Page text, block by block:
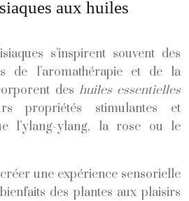
aux huiles
s’inspirent souvent des
de l’aromathérapie et de la
des huiles essentielles
propriétés stimulantes et
l’ylang-ylang, la rose ou le
une expérience sensorielle
des plantes aux plaisirs